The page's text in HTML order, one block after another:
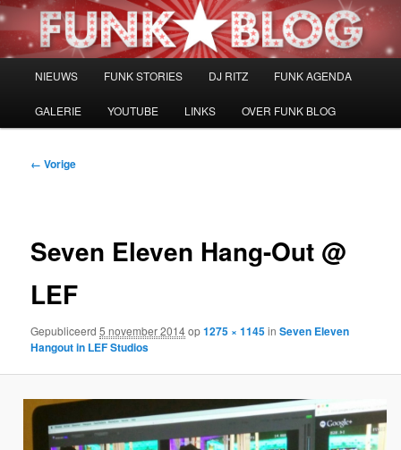
Spring
naar
NIEUWS FUNK STORIES DJ RITZ FUNK AGENDA
GALERIE YOUTUBE LINKS OVER FUNK BLOG
Afbeeldingsnavigatie
← Vorige
Seven Eleven Hang-Out @
LEF
Gepubliceerd5 november 2014op1275 × 1145inSeven Eleven
Hangout in LEF Studios